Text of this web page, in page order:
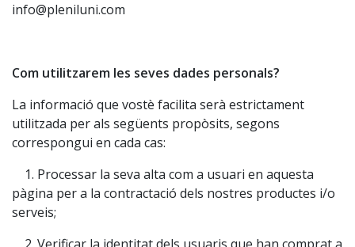
info@pleniluni.com
Com utilitzarem les seves dades personals?
La informació que vostè facilita serà estrictament
utilitzada per als següents propòsits, segons
correspongui en cada cas:
1. Processar la seva alta com a usuari en aquesta
pàgina per a la contractació dels nostres productes i/o
serveis;